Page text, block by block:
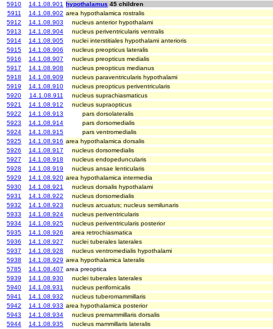
5910 14.1.08.901 hypothalamus 45 children
5911
14.1.08.902 area hypothalamica rostralis
5912
14.1.08.903
nucleus anterior hypothalami
5913
14.1.08.904
nucleus periventricularis ventralis
5914
14.1.08.905
nuclei interstitiales hypothalami anterioris
5915
14.1.08.906
nucleus preopticus lateralis
5916
14.1.08.907
nucleus preopticus medialis
5917
14.1.08.908
nucleus preopticus medianus
5918
14.1.08.909
nucleus paraventricularis hypothalami
5919
14.1.08.910
nucleus preopticus periventricularis
5920
14.1.08.911
nucleus suprachiasmaticus
5921
14.1.08.912
nucleus supraopticus
5922
14.1.08.913
pars dorsolateralis
5923
14.1.08.914
pars dorsomedialis
5924
14.1.08.915
pars ventromedialis
5925
14.1.08.916 area hypothalamica dorsalis
5926
14.1.08.917
nucleus dorsomedialis
5927
14.1.08.918
nucleus endopeduncularis
5928
14.1.08.919
nucleus ansae lenticularis
5929
14.1.08.920 area hypothalamica intermedia
5930
14.1.08.921
nucleus dorsalis hypothalami
5931
14.1.08.922
nucleus dorsomedialis
5932
14.1.08.923
nucleus arcuatus; nucleus semilunaris
5933
14.1.08.924
nucleus periventricularis
5934
14.1.08.925
nucleus periventricularis posterior
5935
14.1.08.926
area retrochiasmatica
5936
14.1.08.927
nuclei tuberales laterales
5937
14.1.08.928
nucleus ventromedialis hypothalami
5938
14.1.08.929 area hypothalamica lateralis
5785
14.1.08.407 area preoptica
5939
14.1.08.930
nuclei tuberales laterales
5940
14.1.08.931
nucleus perifornicalis
5941
14.1.08.932
nucleus tuberomammillaris
5942
14.1.08.933 area hypothalamica posterior
5943
14.1.08.934
nucleus premammillaris dorsalis
5944
14.1.08.935
nucleus mammillaris lateralis